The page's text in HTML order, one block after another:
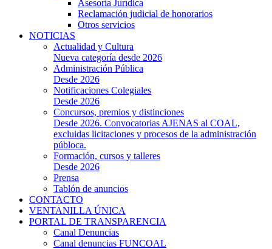
Asesoría Jurídica
Reclamación judicial de honorarios
Otros servicios
NOTICIAS
Actualidad y Cultura
Nueva categoría desde 2026
Administración Pública
Desde 2026
Notificaciones Colegiales
Desde 2026
Concursos, premios y distinciones
Desde 2026. Convocatorias AJENAS al COAL,
excluidas licitaciones y procesos de la administración
públoca.
Formación, cursos y talleres
Desde 2026
Prensa
Tablón de anuncios
CONTACTO
VENTANILLA ÚNICA
PORTAL DE TRANSPARENCIA
Canal Denuncias
Canal denuncias FUNCOAL